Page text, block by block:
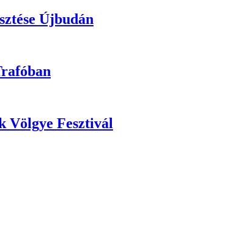
Újbudán
Völgye Fesztivál